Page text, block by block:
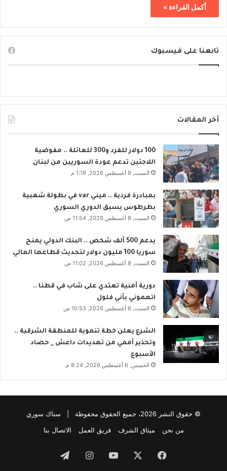
أكمل القراءة »
تابعنا على فيسبوك
أخر المقالات
100 دولار للفرد و300 للعائلة .. مفوضية
اللاجئين تدعم عودة السوريين من لبنان
السبت, 8 أغسطس 2026, 1:19 م
بمبادرة فردية .. ميني var في بطولة شعبية
بطرطوس يسبق الدوري السوري
السبت, 8 أغسطس 2026, 11:54 ص
يدعم 500 ألف شخص .. البنك الدولي يمنح
سوريا 100 مليون دولار لتحديث قطاعها المالي
السبت, 8 أغسطس 2026, 11:02 ص
دورية أمنية تعتدي على شاب في قطنا ..
اتهموني بأني فلول
السبت, 8 أغسطس 2026, 10:53 ص
الشرع يعلن خطة تنموية للمنطقة الشرقية ..
وتحذير أممي من تهديدات داعش _ حصاد
الأسبوع
الخميس, 6 أغسطس 2026, 8:24 م
© حقوق النشر 2026، جميع الحقوق محفوظة | سناك سوري
من نحن
ميثاق الشرف فريق العمل الاتصال بنا
فيسبوك ‫YouTubeانستقرام